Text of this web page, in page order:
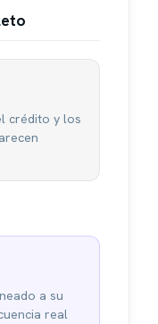
crédito y los
a su
real